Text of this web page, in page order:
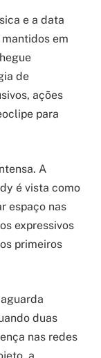
e a data
em
de
ações
para
A
é vista como
espaço nas
expressivos
primeiros
duas
nas redes
a